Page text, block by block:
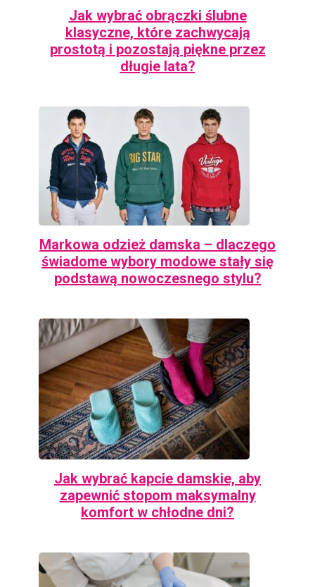
Jak wybrać obrączki ślubne
klasyczne, które zachwycają
prostotą i pozostają piękne przez
długie lata?
Markowa odzież damska – dlaczego
świadome wybory modowe stały się
podstawą nowoczesnego stylu?
Jak wybrać kapcie damskie, aby
zapewnić stopom maksymalny
komfort w chłodne dni?